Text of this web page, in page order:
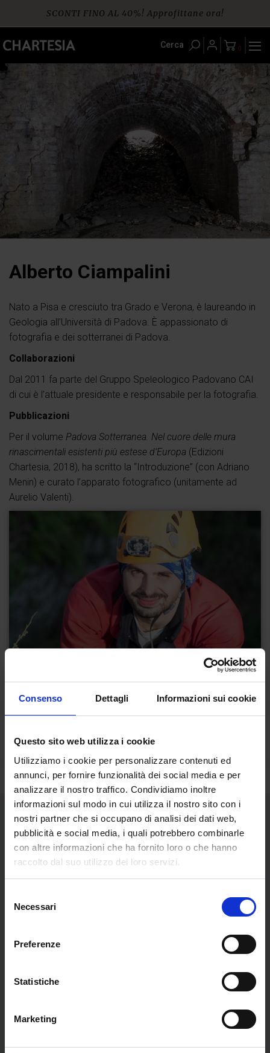
Consenso Dettagli Informazioni sui cookie
Questo sito web utilizza i cookie
Utilizziamo i cookie per personalizzare contenuti ed
annunci, per fornire funzionalità dei social media e per
analizzare il nostro traffico. Condividiamo inoltre
informazioni sul modo in cui utilizza il nostro sito con i
nostri partner che si occupano di analisi dei dati web,
pubblicità e social media, i quali potrebbero combinarle
con altre informazioni che ha fornito loro o che hanno
raccolto dal suo utilizzo dei loro servizi.
delNecessari
Preferenze
Statistiche
Marketing
content
SCONTI FINO AL 40%! Approfittane ora!
Spedizione gratuita per ordini da € 60
Cerca 0
Alberto Ciampalini
Nato a Pisa e cresciuto tra Grado e Verona, è laureando in
Geologia all’Università di Padova. È appassionato di
fotografia e dei sotterranei di Padova.
Collaborazioni
Dal 2011 fa parte del Gruppo Speleologico Padovano CAI
di cui è l’attuale presidente e responsabile per la fotografia.
Pubblicazioni
Per il volume Padova Sotterranea. Nel cuore delle mura
rinascimentali esistenti più estese d’Europa (Edizioni
Chartesia, 2018), ha scritto la “Introduzione” (con Adriano
Menin) e curato l’apparato fotografico (unitamente ad
Aurelio Valenti).
Libri dell'autore
Padova sotterranea
€ 29,90